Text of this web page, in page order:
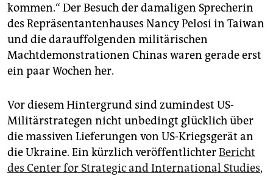
kommen.“ Der Besuch der damaligen Sprecherin
des Repräsentantenhauses Nancy Pelosi in Taiwan
und die darauffolgenden militärischen
Machtdemonstrationen Chinas waren gerade erst
ein paar Wochen her.
Vor diesem Hintergrund sind zumindest US-
Militärstrategen nicht unbedingt glücklich über
die massiven Lieferungen von US-Kriegsgerät an
die Ukraine. Ein kürzlich veröffentlichterBericht
des Center for Strategic and International Studies,